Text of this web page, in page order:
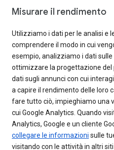
Misurare il rendimento
Utilizziamo i dati per le analisi e
comprendere il modo in cui
esempio, analizziamo i dati
ottimizzare la progettazione
dati sugli annunci con cui
a capire il rendimento delle loro
fare tutto ciò, impieghiamo una
cui Google Analytics. Quando
Analytics, Google e un cliente
collegare le informazioni sulle
visitando con le attività in altri